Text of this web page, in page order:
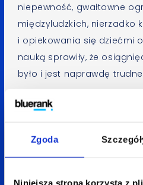
Zgoda
Niniejsza strona korzysta z
niepewność, gwałtowne
międzyludzkich, nierzadko
i opiekowania się dziećmi
nauką sprawiły, że
było i jest naprawdę
W Bluerank od początku
że komfort pracowników
Prowadziliśmy z nimi
zapewniliśmy firmowe